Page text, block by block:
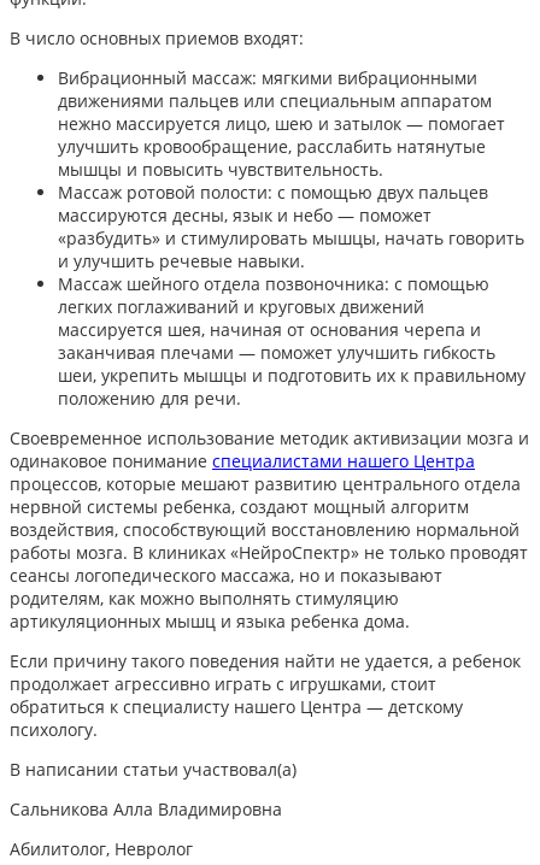
В число основных приемов входят:
Вибрационный массаж: мягкими вибрационными
движениями пальцев или специальным аппаратом
нежно массируется лицо, шею и затылок — помогает
улучшить кровообращение, расслабить натянутые
мышцы и повысить чувствительность.
Массаж ротовой полости: с помощью двух пальцев
массируются десны, язык и небо — поможет
«разбудить» и стимулировать мышцы, начать говорить
и улучшить речевые навыки.
Массаж шейного отдела позвоночника: с помощью
легких поглаживаний и круговых движений
массируется шея, начиная от основания черепа и
заканчивая плечами — поможет улучшить гибкость
шеи, укрепить мышцы и подготовить их к правильному
положению для речи.
Своевременное использование методик активизации мозга и
одинаковое понимание специалистами нашего Центра
процессов, которые мешают развитию центрального отдела
нервной системы ребенка, создают мощный алгоритм
воздействия, способствующий восстановлению нормальной
работы мозга. В клиниках «НейроСпектр» не только проводят
сеансы логопедического массажа, но и показывают
родителям, как можно выполнять стимуляцию
артикуляционных мышц и языка ребенка дома.
Если причину такого поведения найти не удается, а ребенок
продолжает агрессивно играть с игрушками, стоит
обратиться к специалисту нашего Центра — детскому
психологу.
В написании статьи участвовал(а)
Сальникова Алла Владимировна
Абилитолог, Невролог